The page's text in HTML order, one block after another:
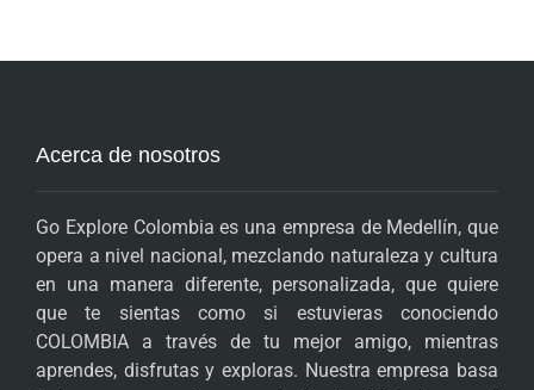
Acerca de nosotros
Go Explore Colombia es una empresa de Medellín, que
opera a nivel nacional, mezclando naturaleza y cultura
en una manera diferente, personalizada, que quiere
que te sientas como si estuvieras conociendo
COLOMBIA a través de tu mejor amigo, mientras
aprendes, disfrutas y exploras. Nuestra empresa basa